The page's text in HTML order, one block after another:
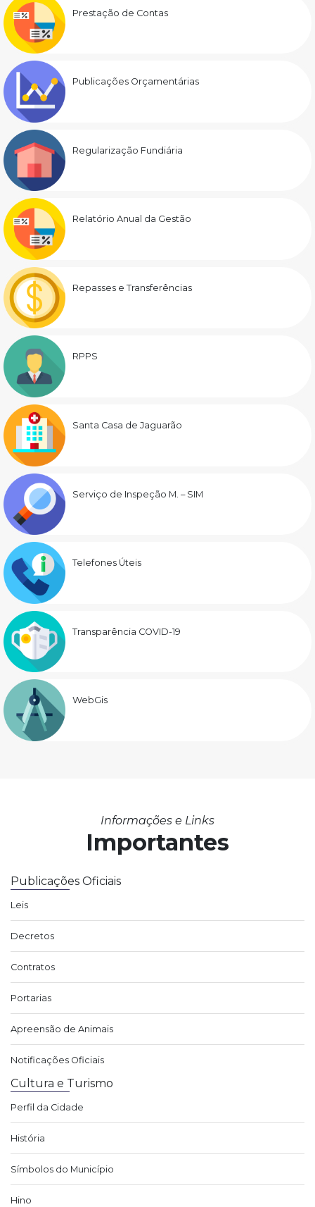
Prestação de Contas
Publicações Orçamentárias
Regularização Fundiária
Relatório Anual da Gestão
Repasses e Transferências
RPPS
Santa Casa de Jaguarão
Serviço de Inspeção M. – SIM
Telefones Úteis
Transparência COVID-19
WebGis
Informações e Links
Importantes
Publicações Oficiais
Leis
Decretos
Contratos
Portarias
Apreensão de Animais
Notificações Oficiais
Cultura e Turismo
Perfil da Cidade
História
Símbolos do Município
Hino